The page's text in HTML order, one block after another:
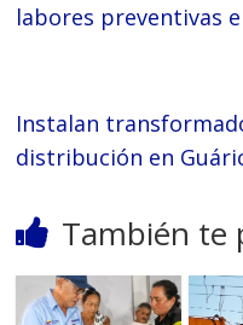
labores preventivas
Instalan
distribución en
También te